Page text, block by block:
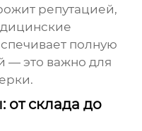
репутацией,
полную
— это важно для
от склада до